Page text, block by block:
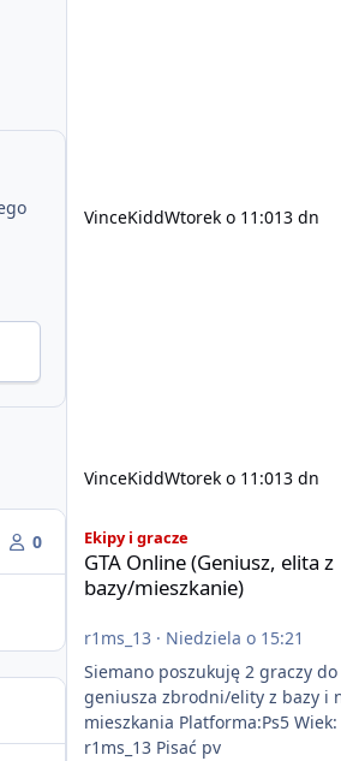
0
VinceKiddWtorek o 11:013 dn
VinceKiddWtorek o 11:013 dn
GTA Online (Geniusz, elita z bazy/
Ekipy i gracze
GTA Online (Geniusz, elita z
bazy/mieszkanie)
r1ms_13 · Niedziela o 15:21
Siemano poszukuję 2 graczy
geniusza zbrodni/elity z bazy i
mieszkania Platforma:Ps5 Wiek:
r1ms_13 Pisać pv